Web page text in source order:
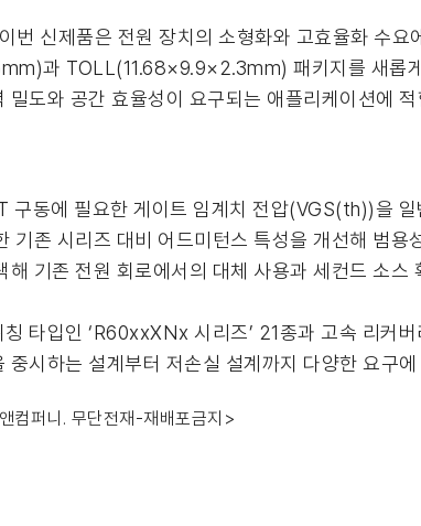
번 신제품은 전원 장치의 소형화와 고효율화 수
과 TOLL(11.68×9.9×2.3mm) 패키지를 새롭게
밀도와 공간 효율성이 요구되는 애플리케이션에 적
구동에 필요한 게이트 임계치 전압(VGS(th))을
기존 시리즈 대비 어드미턴스 특성을 개선해 범
해 기존 전원 회로에서의 대체 사용과 세컨드 소스
타입인 ‘R60xxXNx 시리즈’ 21종과 고속 리커
중시하는 설계부터 저손실 설계까지 다양한 요구
컴퍼니. 무단전재-재배포금지>